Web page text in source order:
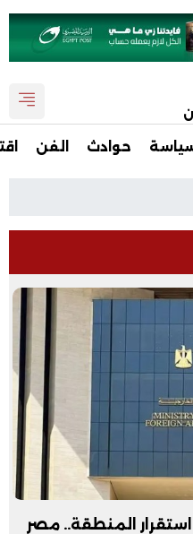
حوادث الفن
المنطقة.. مصر